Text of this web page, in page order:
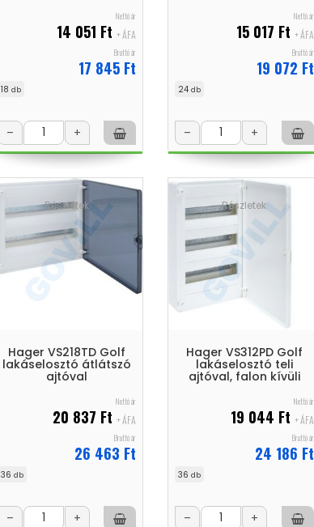
Nettó ár
14 051 Ft + ÁFA
Bruttó ár
17 845 Ft
18 db
– +
Nettó ár
15 017 Ft + ÁFA
Bruttó ár
19 072 Ft
24db
– +
Részletek
Hager VS218TD Golf
lakáselosztó átlátszó
ajtóval
Nettó ár
20 837 Ft + ÁFA
Bruttó ár
26 463 Ft
36 db
– +
Részletek
Hager VS312PD Golf
lakáselosztó teli
ajtóval, falon kívüli
Nettó ár
19 044 Ft + ÁFA
Bruttó ár
24 186 Ft
36db
– +